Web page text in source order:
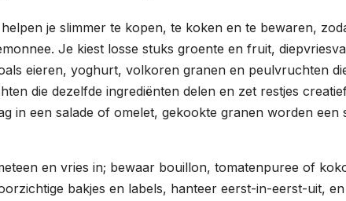
je slimmer te kopen, te koken en te bewaren,
Je kiest losse stuks groente en fruit,
eieren, yoghurt, volkoren granen en peulvruchten
die dezelfde ingrediënten delen en zet restjes
in een salade of omelet, gekookte granen worden een
en vries in; bewaar bouillon, tomatenpuree of
bakjes en labels, hanteer eerst-in-eerst-uit,